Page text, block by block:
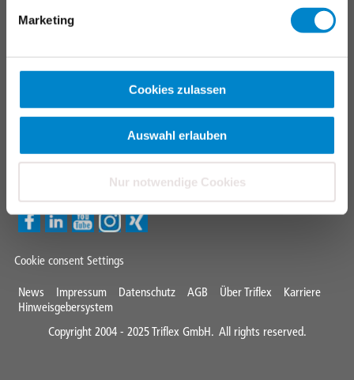
Marketing
Cookies zulassen
Auswahl erlauben
Nur notwendige Cookies
FAQ
TRIFLEX GMBH
swiss@triflex.swiss
Cookie consent Settings
Mini
Footer
News Impressum Datenschutz AGB Über Triflex
Karriere
Hinweisgebersystem
Copyright 2004 - 2025 Triflex GmbH. All rights reserved.